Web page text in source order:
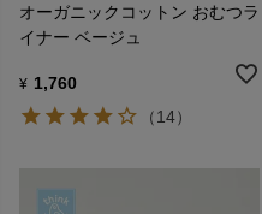
オーガニックコットン おむつラ
イナー ベージュ
¥ 1,760
（14）